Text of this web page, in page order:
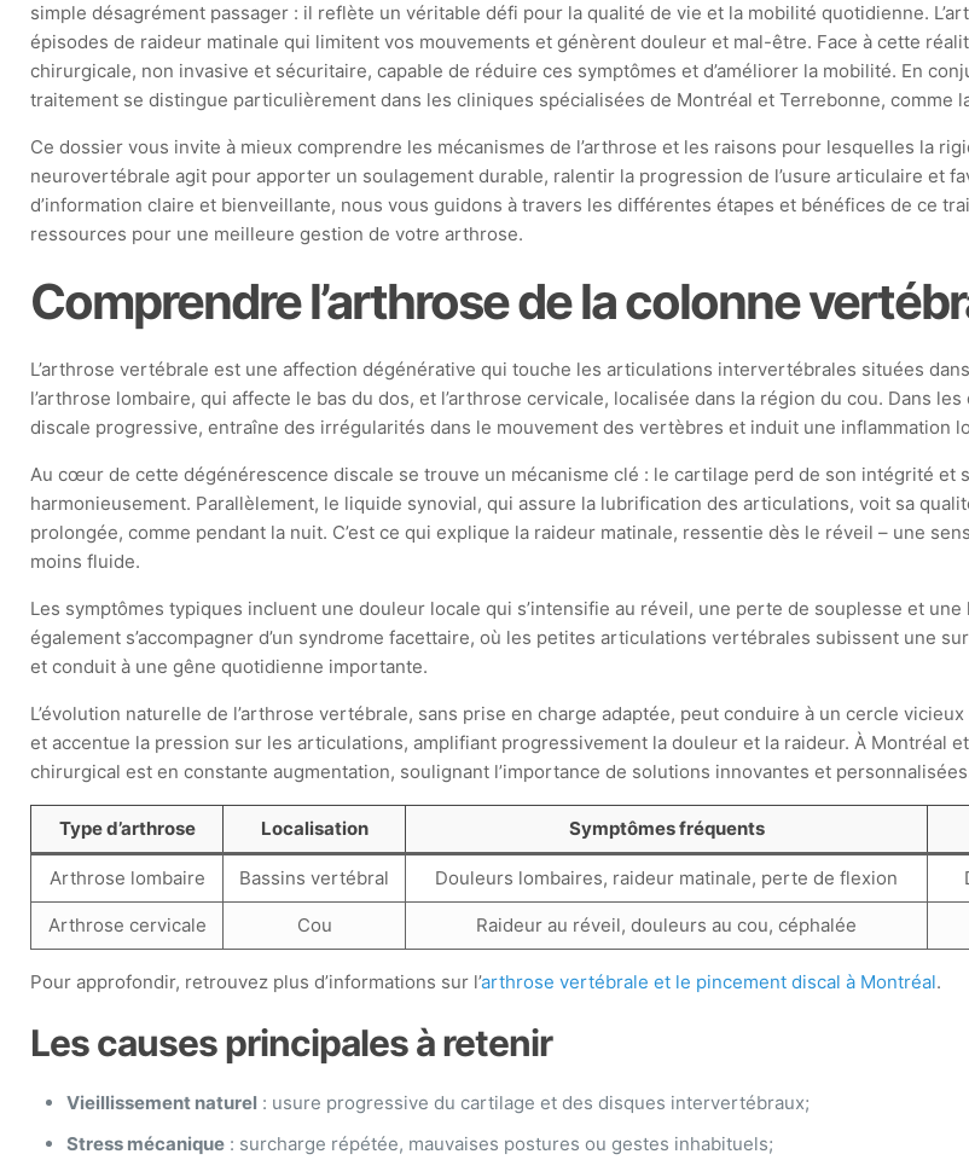
simple désagrément passager : il reflète un véritable défi pour la qualité de vie et la mobilité quotidienne.
épisodes de raideur matinale qui limitent vos mouvements et génèrent douleur et mal-être. Face à cette
chirurgicale, non invasive et sécuritaire, capable de réduire ces symptômes et d’améliorer la mobilité. En
traitement se distingue particulièrement dans les cliniques spécialisées de Montréal et Terrebonne, comme
Ce dossier vous invite à mieux comprendre les mécanismes de l’arthrose et les raisons pour lesquelles la
neurovertébrale agit pour apporter un soulagement durable, ralentir la progression de l’usure articulaire et
d’information claire et bienveillante, nous vous guidons à travers les différentes étapes et bénéfices de ce
ressources pour une meilleure gestion de votre arthrose.
Comprendre l’arthrose de la colonne
L’arthrose vertébrale est une affection dégénérative qui touche les articulations intervertébrales situées
l’arthrose lombaire, qui affecte le bas du dos, et l’arthrose cervicale, localisée dans la région du cou. Dans
discale progressive, entraîne des irrégularités dans le mouvement des vertèbres et induit une inflammation
Au cœur de cette dégénérescence discale se trouve un mécanisme clé : le cartilage perd de son intégrité
harmonieusement. Parallèlement, le liquide synovial, qui assure la lubrification des articulations, voit sa
prolongée, comme pendant la nuit. C’est ce qui explique la raideur matinale, ressentie dès le réveil – une
moins fluide.
Les symptômes typiques incluent une douleur locale qui s’intensifie au réveil, une perte de souplesse et
également s’accompagner d’un syndrome facettaire, où les petites articulations vertébrales subissent une
et conduit à une gêne quotidienne importante.
L’évolution naturelle de l’arthrose vertébrale, sans prise en charge adaptée, peut conduire à un cercle
et accentue la pression sur les articulations, amplifiant progressivement la douleur et la raideur. À Montréal
chirurgical est en constante augmentation, soulignant l’importance de solutions innovantes et
Type d’arthrose Localisation Symptômes fréquents
Arthrose lombaire Bassins vertébral Douleurs lombaires, raideur matinale, perte de flexion
Arthrose cervicale Cou Raideur au réveil, douleurs au cou, céphalée
Pour approfondir, retrouvez plus d’informations sur l’arthrose vertébrale et le pincement discal à Montréal.
Les causes principales à retenir
Vieillissement naturel : usure progressive du cartilage et des disques intervertébraux;
Stress mécanique : surcharge répétée, mauvaises postures ou gestes inhabituels;